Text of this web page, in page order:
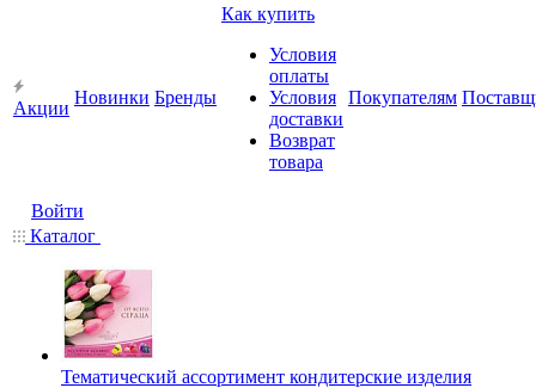
Акции
Новинки Бренды
Как купить
Условия
оплаты
Условия
доставки
Возврат
товара
Покупателям
Войти
Каталог
Тематический ассортимент кондитерские изделия